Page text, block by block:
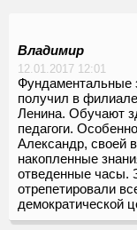
Владимир
12.01.2017 12:01
Фундаментальные
получил в
Ленина. Обучают
педагоги.
Александр, своей
накопленные
отведенные часы.
отрепетировали
демократической